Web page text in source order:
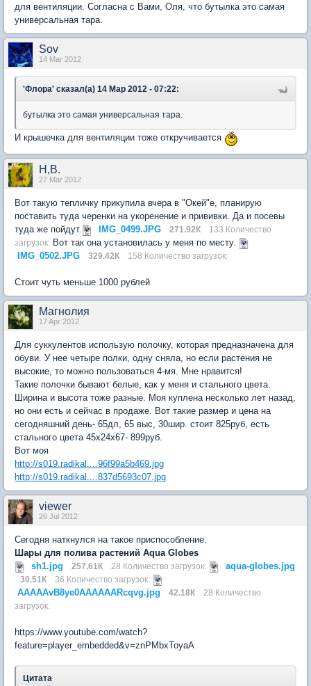
для вентиляции. Согласна с Вами, Оля, что бутылка это самая
универсальная тара.
Sov
14 Mar 2012
'Флора' сказал(а) 14 Мар 2012 - 07:22:
бутылка это самая универсальная тара.
И крышечка для вентиляции тоже откручивается
Н,В.
27 Mar 2012
Вот такую тепличку прикупила вчера в "Окей"е, планирую
поставить туда черенки на укоренение и прививки. Да и посевы
туда же пойдут.
IMG_0499.JPG 271.92К
133 Количество
загрузок: Вот так она установилась у меня по месту.
IMG_0502.JPG
329.42К 158 Количество загрузок:
Стоит чуть меньше 1000 рублей
Магнолия
17 Apr 2012
Для суккулентов использую полочку, которая предназначена для
обуви. У нее четыре полки, одну сняла, но если растения не
высокие, то можно пользоваться 4-мя. Мне нравится!
Такие полочки бывают белые, как у меня и стального цвета.
Ширина и высота тоже разные. Моя куплена несколько лет назад,
но они есть и сейчас в продаже. Вот такие размер и цена на
сегодняшний день- 65дл, 65 выс, 30шир. стоит 825руб, есть
стального цвета 45х24х67- 899руб.
Вот моя
http://s019.radikal....96f99a5b469.jpg
http://s019.radikal....837d5693c07.jpg
viewer
26 Jul 2012
Сегодня наткнулся на такое приспособление.
Шары для полива растений Aqua Globes
sh1.jpg
257.61К 28 Количество загрузок: aqua-globes.jpg
30.51К 36 Количество загрузок:
AAAAAvB8ye0AAAAAARcqvg.jpg 42.18К
28 Количество
загрузок:
https://www.youtube.com/watch?
feature=player_embedded&v=znPMbxToyaA
Цитата